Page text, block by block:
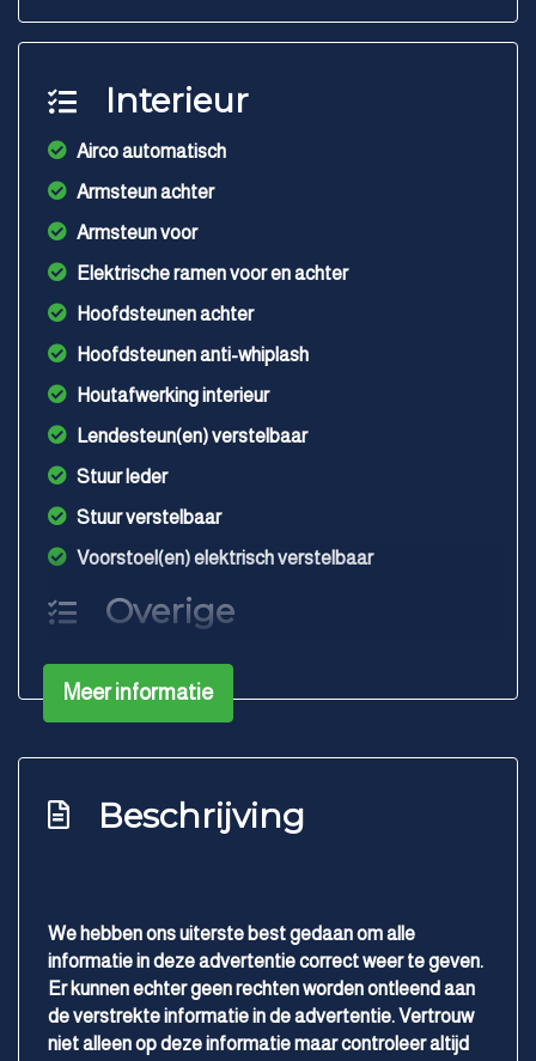
Interieur
Airco automatisch
Armsteun achter
Armsteun voor
Elektrische ramen voor en achter
Hoofdsteunen achter
Hoofdsteunen anti-whiplash
Houtafwerking interieur
Lendesteun(en) verstelbaar
Stuur leder
Stuur verstelbaar
Voorstoel(en) elektrisch verstelbaar
Overige
Anti blokkeer systeem
Anti doorslip regeling
Elektronisch stabiliteits programma
Knie airbag(s)
Passagiersairbag
Zij airbag(s) voor
Meer informatie
Beschrijving
We hebben ons uiterste best gedaan om alle
informatie in deze advertentie correct weer te geven.
Er kunnen echter geen rechten worden ontleend aan
de verstrekte informatie in de advertentie. Vertrouw
niet alleen op deze informatie maar controleer altijd